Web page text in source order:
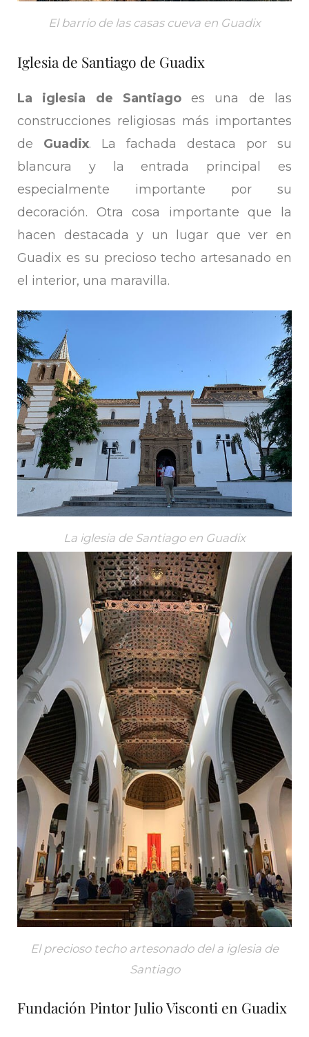
El barrio de las casas cueva en Guadix
Iglesia de Santiago de Guadix
La iglesia de Santiagoes una de las
construcciones religiosas más importantes
de Guadix. La fachada destaca por su
blancura y la entrada principal es
especialmente importante por su
decoración. Otra cosa importante que la
hacen destacada y un lugar que ver en
Guadix es su precioso techo artesanado en
el interior, una maravilla.
La iglesia de Santiago en Guadix
El precioso techo artesonado del a iglesia de
Santiago
Fundación Pintor Julio Visconti en Guadix